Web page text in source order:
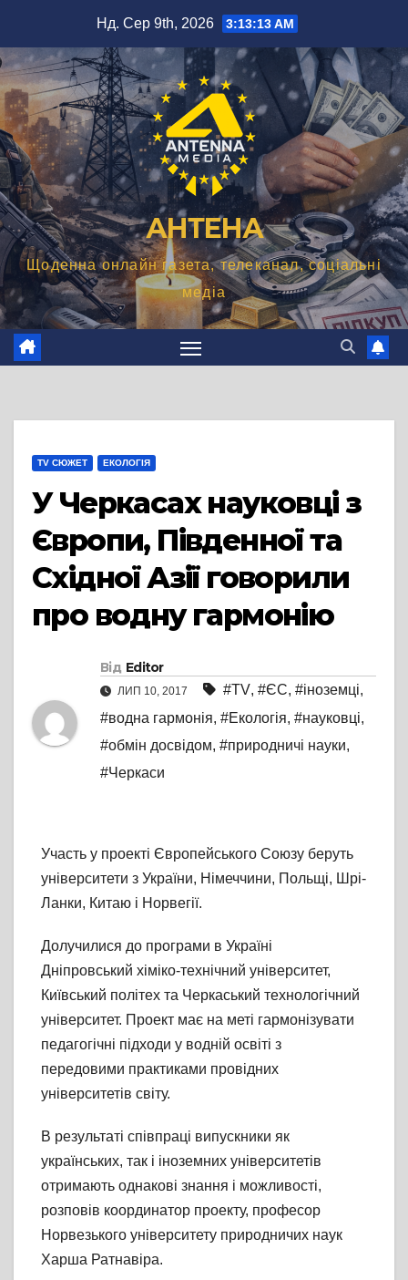
вмісту
Нд. Сер 9th, 2026 3:13:14 AM
АНТЕНА
Щоденна онлайн газета, телеканал, соціальні
медіа
TV СЮЖЕТ ЕКОЛОГІЯ
У Черкасах науковці з
Європи, Південної та
Східної Азії говорили
про водну гармонію
Від Editor
ЛИП 10, 2017 #TV, #ЄС, #іноземці,
#водна гармонія, #Екологія, #науковці,
#обмін досвідом, #природничі науки,
#Черкаси
Участь у проекті Європейського Союзу беруть
університети з України, Німеччини, Польщі, Шрі-
Ланки, Китаю і Норвегії.
Долучилися до програми в Україні
Дніпровський хіміко-технічний університет,
Київський політех та Черкаський технологічний
університет. Проект має на меті гармонізувати
педагогічні підходи у водній освіті з
передовими практиками провідних
університетів світу.
В результаті співпраці випускники як
українських, так і іноземних університетів
отримають однакові знання і можливості,
розповів координатор проекту, професор
Норвезького університету природничих наук
Харша Ратнавіра.